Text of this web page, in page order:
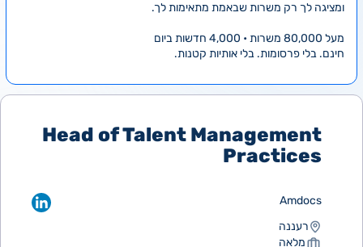
ומציגה לך רק משרות שבאמת מתאימות לך.
מעל 80,000 משרות • 4,000 חדשות ביום
חינם. בלי פרסומות. בלי אותיות קטנות.
Head of Talent Management
Practices
Amdocs
רעננה
מלאה